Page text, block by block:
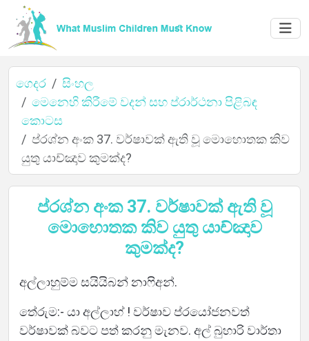
ගෙදර
ගැන
ගෙදර
සිංහල
මෙනෙහි කිරීමේ වදන් සහ ප්රාර්ථනා පිළිබඳ
කොටස
ප්රශ්න අංක 37. වර්ෂාවක් ඇති වූ මොහොතක කිව
යුතු යාච්ඤාව කුමක්ද?
ප්රශ්න අංක 37. වර්ෂාවක් ඇති වූ
මොහොතක කිව යුතු යාච්ඤාව
කුමක්ද?
අල්ලාහුම්ම සයියිබන් නාෆිඅන්.
තේරුම:- යා අල්ලාහ් ! වර්ෂාව ප්රයෝජනවත්
වර්ෂාවක් බවට පත් කරනු මැනව. අල් බුහාරි වාර්තා